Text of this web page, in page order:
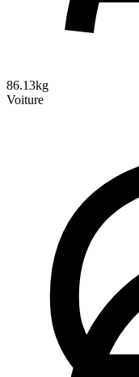
86.13kg
Voiture